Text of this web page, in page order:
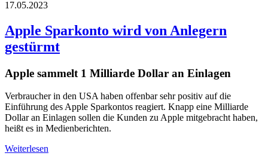
17.05.2023
Apple Sparkonto wird von Anlegern
gestürmt
Apple sammelt 1 Milliarde Dollar an Einlagen
Verbraucher in den USA haben offenbar sehr positiv auf die
Einführung des Apple Sparkontos reagiert. Knapp eine Milliarde
Dollar an Einlagen sollen die Kunden zu Apple mitgebracht haben,
heißt es in Medienberichten.
Weiterlesen